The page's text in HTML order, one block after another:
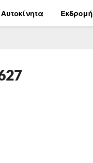
Αυτοκίνητα Εκδρομή